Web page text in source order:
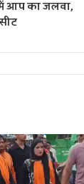
आप का जलवा,